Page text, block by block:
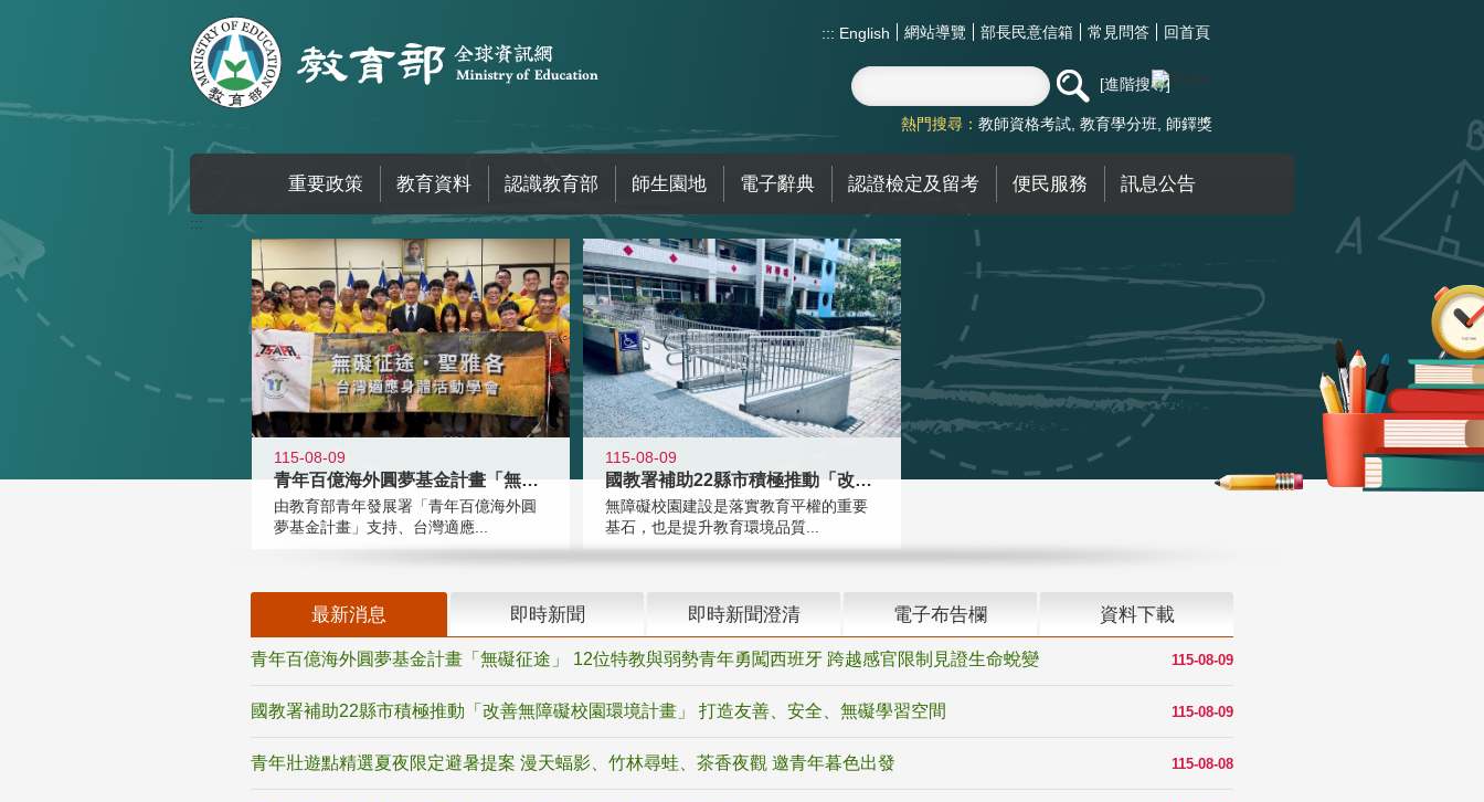
::: English 網站導覽 部長民意信箱 常見問答 回首頁
進階搜尋
熱門搜尋： 教師資格考試 教育學分班 師鐸獎
重要政策 教育資料 認識教育部 師生園地 電子辭典 認證檢定及留考 便民服務 訊息公告
:::
115-08-09
青年百億海外圓夢基金計畫「無礙征途
由教育部青年發展署「青年百億海外圓
夢基金計畫」支持、台灣適應...
115-08-09
國教署補助22縣市積極推動「改善無
無障礙校園建設是落實教育平權的重要
基石，也是提升教育環境品質...
最新消息 即時新聞 即時新聞澄清 電子布告欄 資料下載
115-08-09
青年百億海外圓夢基金計畫「無礙征途」 12位特教與弱勢青年勇闖西班牙 跨越感官限制見證生命蛻變
115-08-09
國教署補助22縣市積極推動「改善無障礙校園環境計畫」 打造友善、安全、無礙學習空間
115-08-08
青年壯遊點精選夏夜限定避暑提案 漫天蝠影、竹林尋蛙、茶香夜觀 邀青年暮色出發